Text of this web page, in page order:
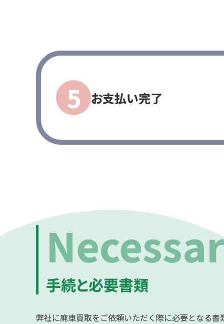
お支払い完了
手続と必要書類
弊社に廃車買取をご依頼いただく際に必要となる書